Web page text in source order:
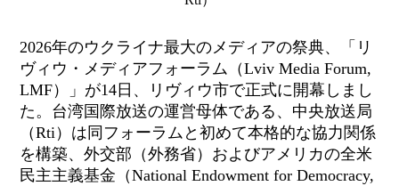
2026年のウクライナ最大のメディアの祭典、「リ
ヴィウ・メディアフォーラム（Lviv Media Forum,
LMF）」が14日、リヴィウ市で正式に開幕しまし
た。台湾国際放送の運営母体である、中央放送局
（Rti）は同フォーラムと初めて本格的な協力関係
を構築、外交部（外務省）およびアメリカの全米
民主主義基金（National Endowment for Democracy,